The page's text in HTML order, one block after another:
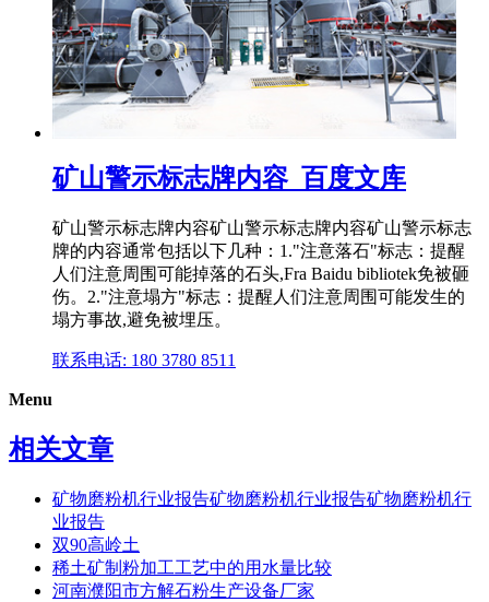
矿山警示标志牌内容_百度文库
矿山警示标志牌内容矿山警示标志牌内容矿山警示标志
牌的内容通常包括以下几种：1."注意落石"标志：提醒
人们注意周围可能掉落的石头,Fra Baidu bibliotek免被砸
伤。2."注意塌方"标志：提醒人们注意周围可能发生的
塌方事故,避免被埋压。
联系电话: 180 3780 8511
Menu
相关文章
矿物磨粉机行业报告矿物磨粉机行业报告矿物磨粉机行
业报告
双90高岭土
稀土矿制粉加工工艺中的用水量比较
河南濮阳市方解石粉生产设备厂家